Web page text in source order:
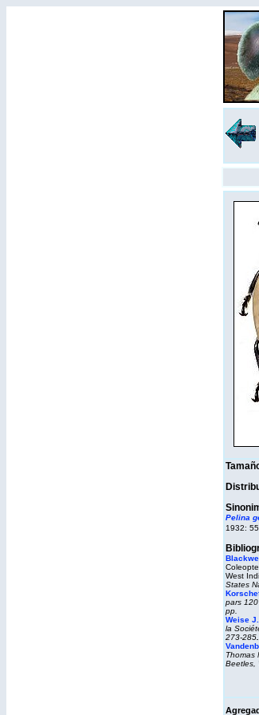
Pelina
1932:
West
States
pars
pp.
Weise J.
la
273-285.
Thomas
Beetles,